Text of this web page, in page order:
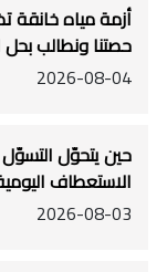
حصتنا ونطالب
2026-08-04
حين يتحوّل
الاستعطاف
2026-08-03